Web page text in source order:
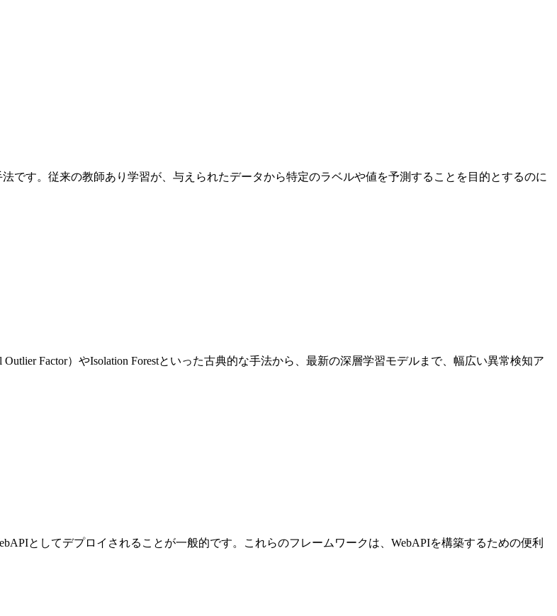
です。従来の教師あり学習が、与えられたデータから特定のラベルや値を予測することを目的とするのに
Factor）やIsolation Forestといった古典的な手法から、最新の深層学習モデルまで、幅広い異常検知ア
としてデプロイされることが一般的です。これらのフレームワークは、WebAPIを構築するための便利